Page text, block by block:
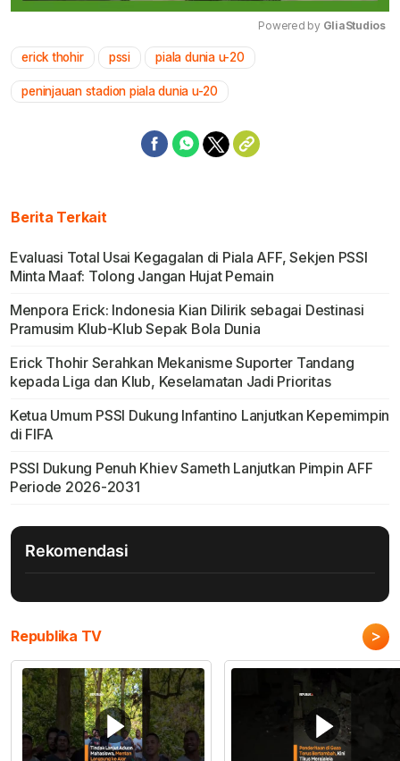
Powered by GliaStudios
erick thohir pssi piala dunia u-20
peninjauan stadion piala dunia u-20
Berita Terkait
Evaluasi Total Usai Kegagalan di Piala AFF, Sekjen PSSI
Minta Maaf: Tolong Jangan Hujat Pemain
Menpora Erick: Indonesia Kian Dilirik sebagai Destinasi
Pramusim Klub-Klub Sepak Bola Dunia
Erick Thohir Serahkan Mekanisme Suporter Tandang
kepada Liga dan Klub, Keselamatan Jadi Prioritas
Ketua Umum PSSI Dukung Infantino Lanjutkan Kepemimpin
di FIFA
PSSI Dukung Penuh Khiev Sameth Lanjutkan Pimpin AFF
Periode 2026-2031
Rekomendasi
Republika TV >